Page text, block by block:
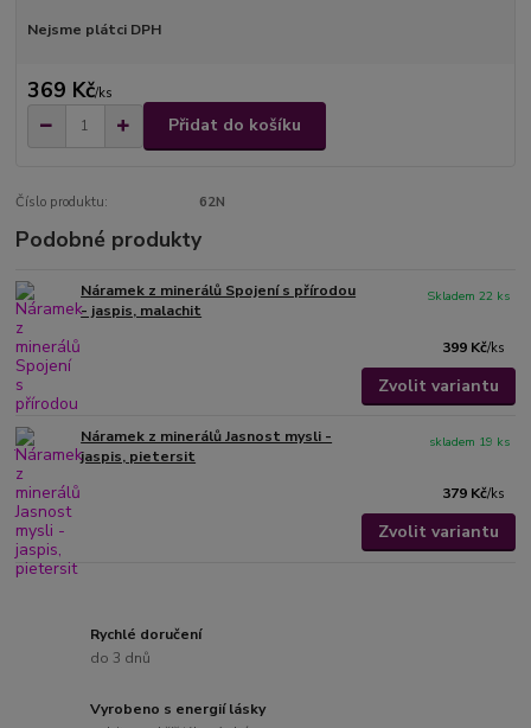
Nejsme plátci DPH
369 Kč/ks
Přidat do košíku
Číslo produktu: 62N
Podobné produkty
Náramek z minerálů Spojení s přírodou
- jaspis, malachit
399 Kč/ks
Skladem 22 ks
Zvolit variantu
Náramek z minerálů Jasnost mysli -
jaspis, pietersit
379 Kč/ks
skladem 19 ks
Zvolit variantu
Rychlé doručení
do 3 dnů
Vyrobeno s energií lásky